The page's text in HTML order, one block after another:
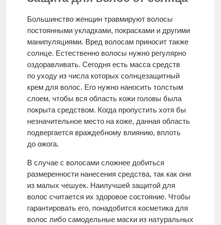
Большинство женщин травмируют волосы
постоянными укладками, покрасками и другими
манипуляциями. Вред волосам приносит также
солнце. Естественно волосы нужно регулярно
оздоравливать. Сегодня есть масса средств
по уходу из числа которых солнцезащитный
крем для волос. Его нужно наносить толстым
слоем, чтобы вся область кожи головы была
покрыта средством. Когда пропустить хотя бы
незначительное место на коже, данная область
подвергается враждебному влиянию, вплоть
до ожога.
В случае с волосами сложнее добиться
размеренности нанесения средства, так как они
из малых чешуек. Наилучшей защитой для
волос считается их здоровое состояние. Чтобы
гарантировать его, понадобится косметика для
волос либо самодельные маски из натуральных